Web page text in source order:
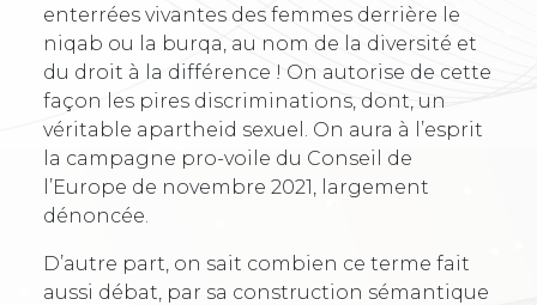
enterrées vivantes des femmes derrière le
niqab ou la burqa, au nom de la diversité et
du droit à la différence ! On autorise de cette
façon les pires discriminations, dont, un
véritable apartheid sexuel. On aura à l’esprit
la campagne pro-voile du Conseil de
l’Europe de novembre 2021, largement
dénoncée.
D’autre part, on sait combien ce terme fait
aussi débat, par sa construction sémantique